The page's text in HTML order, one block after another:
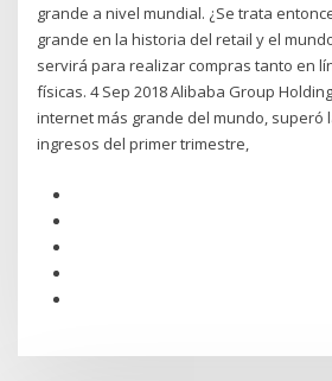
grande a nivel mundial. ¿Se trata
grande en la historia del retail y el
servirá para realizar compras tanto en
físicas. 4 Sep 2018 Alibaba Group
internet más grande del mundo, superó
ingresos del primer trimestre,